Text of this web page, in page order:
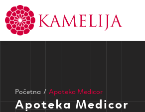
Početna / Apoteka Medicor
Apoteka Medicor